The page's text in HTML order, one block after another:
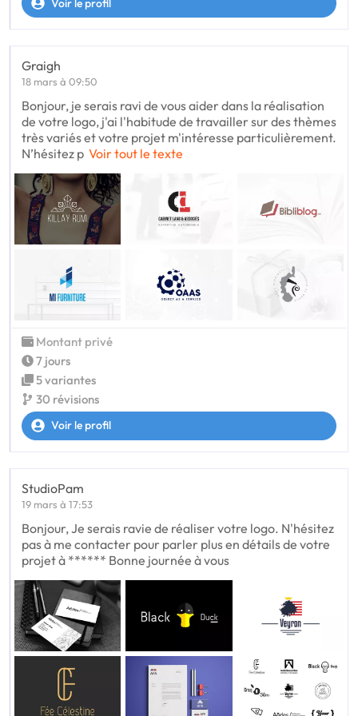
Graigh
18 mars à 09:50
Bonjour, je serais ravi de vous aider dans la réalisation
de votre logo, j'ai l'habitude de travailler sur des thèmes
très variés et votre projet m'intéresse particulièrement.
N’hésitez p Voir tout le texte
Montant privé
7 jours
5 variantes
30 révisions
Voir le profil
StudioPam
19 mars à 17:53
Bonjour, Je serais ravie de réaliser votre logo. N'hésitez
pas à me contacter pour parler plus en détails de votre
projet à ****** Bonne journée à vous